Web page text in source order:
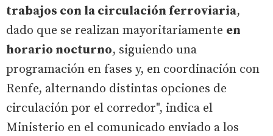
trabajos con la circulación ferroviaria,
dado que se realizan mayoritariamente en
horario nocturno, siguiendo una
programación en fases y, en coordinación con
Renfe, alternando distintas opciones de
circulación por el corredor", indica el
Ministerio en el comunicado enviado a los